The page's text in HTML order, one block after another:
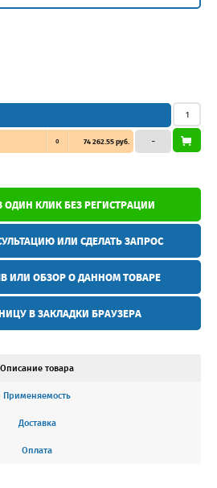
0 74 262.55 руб. –
ОДИН КЛИК БЕЗ РЕГИСТРАЦИИ
ИЛИ СДЕЛАТЬ ЗАПРОС
ИЛИ ОБЗОР О ДАННОМ ТОВАРЕ
В ЗАКЛАДКИ БРАУЗЕРА
Описание товара
Применяемость
Доставка
Оплата